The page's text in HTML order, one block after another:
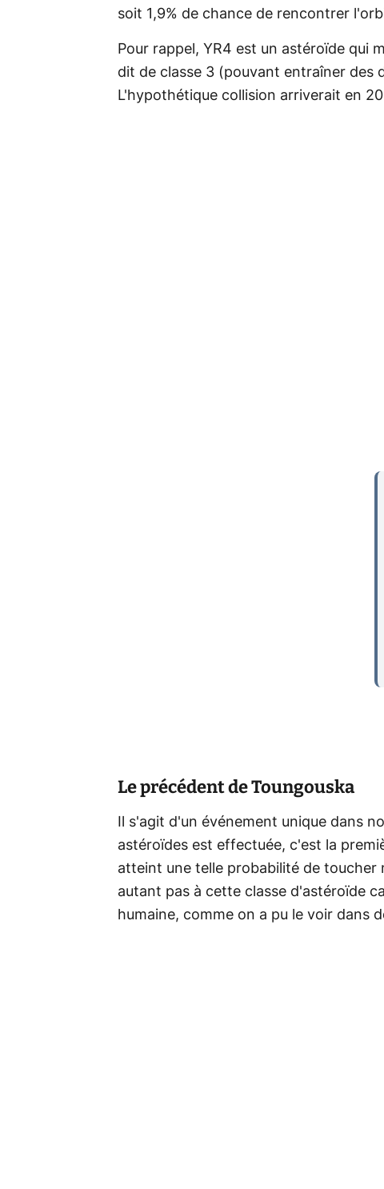
soit 1,9% de chance de rencontrer
Pour rappel, YR4 est un astéroïde qui
dit de classe 3 (pouvant entraîner des
L'hypothétique collision arriverait en
Le précédent de Toungouska
Il s'agit d'un événement unique dans
astéroïdes est effectuée, c'est la
atteint une telle probabilité de
autant pas à cette classe d'astéroïde
humaine, comme on a pu le voir dans